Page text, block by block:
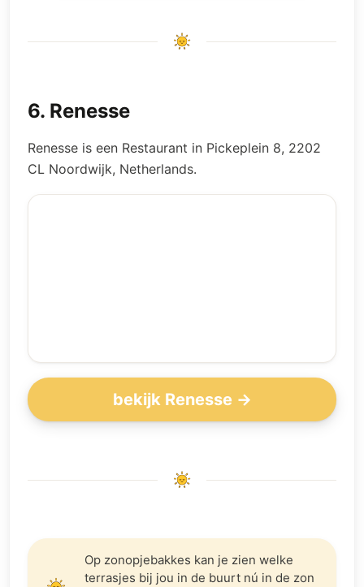
6. Renesse
Renesse is een Restaurant in Pickeplein 8, 2202
CL Noordwijk, Netherlands.
bekijk Renesse →
Op zonopjebakkes kan je zien welke
terrasjes bij jou in de buurt nú in de zon